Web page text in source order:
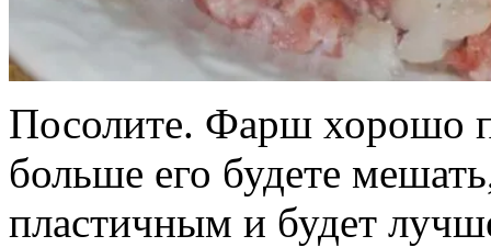
Посолите. Фарш хорошо
больше его будете
пластичным и будет